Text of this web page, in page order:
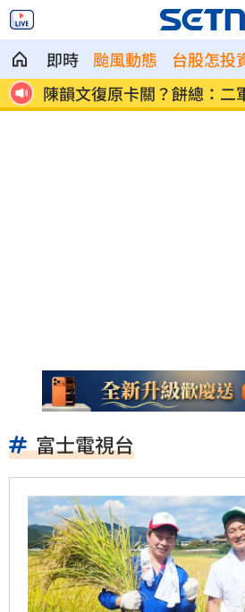
即時 颱風動態 台股怎投
不
專家曝下週「這兩天」短線
富士電視台